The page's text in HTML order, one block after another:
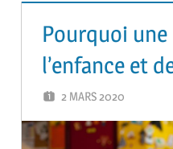
Pourquoi
l’enfance et
2 MARS 2020